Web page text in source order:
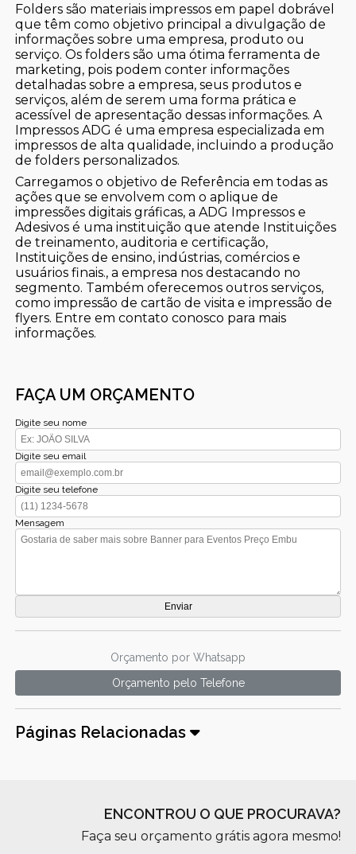
Folders são materiais impressos em papel dobrável
que têm como objetivo principal a divulgação de
informações sobre uma empresa, produto ou
serviço. Os folders são uma ótima ferramenta de
marketing, pois podem conter informações
detalhadas sobre a empresa, seus produtos e
serviços, além de serem uma forma prática e
acessível de apresentação dessas informações. A
Impressos ADG é uma empresa especializada em
impressos de alta qualidade, incluindo a produção
de folders personalizados.
Carregamos o objetivo de Referência em todas as
ações que se envolvem com o aplique de
impressões digitais gráficas, a ADG Impressos e
Adesivos é uma instituição que atende Instituições
de treinamento, auditoria e certificação,
Instituições de ensino, indústrias, comércios e
usuários finais., a empresa nos destacando no
segmento. Também oferecemos outros serviços,
como impressão de cartão de visita e impressão de
flyers. Entre em contato conosco para mais
informações.
FAÇA UM ORÇAMENTO
Digite seu nome
Digite seu email
Digite seu telefone
Mensagem
Orçamento por Whatsapp
Orçamento pelo Telefone
Páginas Relacionadas
ENCONTROU O QUE PROCURAVA?
Faça seu orçamento grátis agora mesmo!